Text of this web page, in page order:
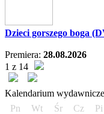
Dzieci gorszego boga
Premiera: 28.08.2026
1 z 14
Kalendarium
Pn
Wt Śr Cz Pi